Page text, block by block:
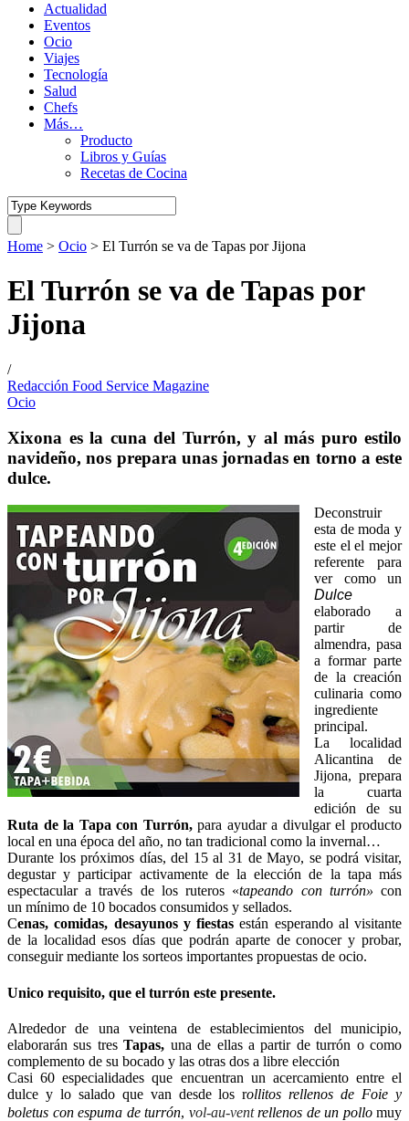
Actualidad
Eventos
Ocio
Viajes
Tecnología
Salud
Chefs
Más…
Producto
Libros y Guías
Recetas de Cocina
Home > Ocio > El Turrón se va de Tapas por Jijona
El Turrón se va de Tapas por
Jijona
/
Redacción Food Service Magazine
Ocio
Xixona es la cuna del Turrón, y al más puro estilo
navideño, nos prepara unas jornadas en torno a este
dulce.
Deconstruir
esta de moda y
este el el mejor
referente para
ver como un
Dulce
elaborado a
partir de
almendra, pasa
a formar parte
de la creación
culinaria como
ingrediente
principal.
La localidad
Alicantina de
Jijona, prepara
la cuarta
edición de su
Ruta de la Tapa con Turrón,para ayudar a divulgar el producto
local en una época del año, no tan tradicional como la invernal…
Durante los próximos días, del 15 al 31 de Mayo, se podrá visitar,
degustar y participar activamente de la elección de la tapa más
espectacular a través de los ruteros «tapeando con turrón» con
un mínimo de 10 bocados consumidos y sellados.
Cenas, comidas, desayunos y fiestas están esperando al visitante
de la localidad esos días que podrán aparte de conocer y probar,
conseguir mediante los sorteos importantes propuestas de ocio.
Unico requisito, que el turrón este presente.
Alrededor de una veintena de establecimientos del municipio,
elaborarán sus tresTapas, una de ellas a partir de turrón o como
complemento de su bocado y las otras dos a libre elección
Casi 60 especialidades que encuentran un acercamiento entre el
dulce y lo salado que van desde los rollitos rellenos de Foie y
boletus con espuma de turrón, vol-au-ventrellenos de un pollomuy